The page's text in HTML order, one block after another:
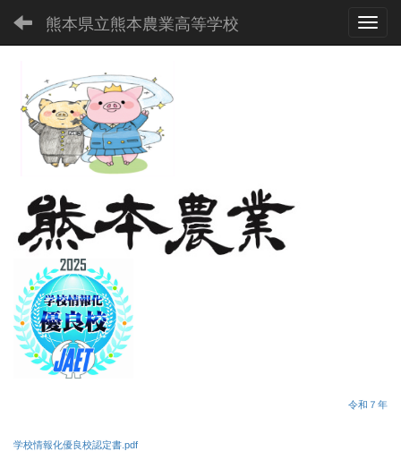
熊本県立熊本農業高等学校
令和７年
学校情報化優良校認定書.pdf